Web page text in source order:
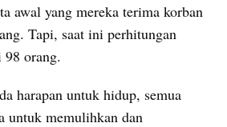
awal yang mereka terima korban
Tapi, saat ini perhitungan
98 orang.
harapan untuk hidup, semua
untuk memulihkan dan